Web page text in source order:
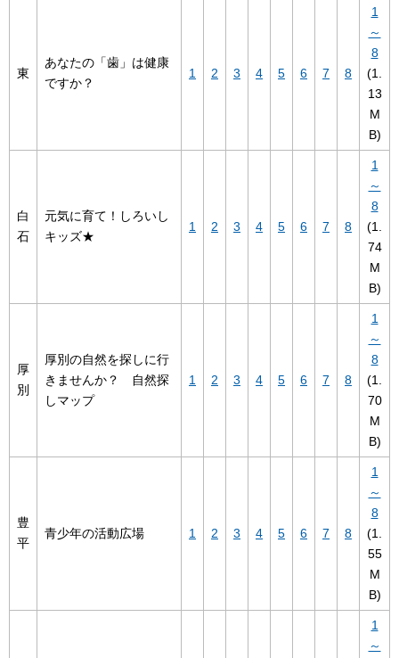
東
あなたの「歯」は健康
ですか？
1 2 3 4 5 6 7 8
1
～
8
(1.
13
M
B)
白
石
元気に育て！しろいし
キッズ★
1 2 3 4 5 6 7 8
1
～
8
(1.
74
M
B)
厚
別
厚別の自然を探しに行
きませんか？ 自然探
しマップ
1 2 3 4 5 6 7 8
1
～
8
(1.
70
M
B)
豊
平
青少年の活動広場 1 2 3 4 5 6 7 8
1
～
8
(1.
55
M
B)
1
～